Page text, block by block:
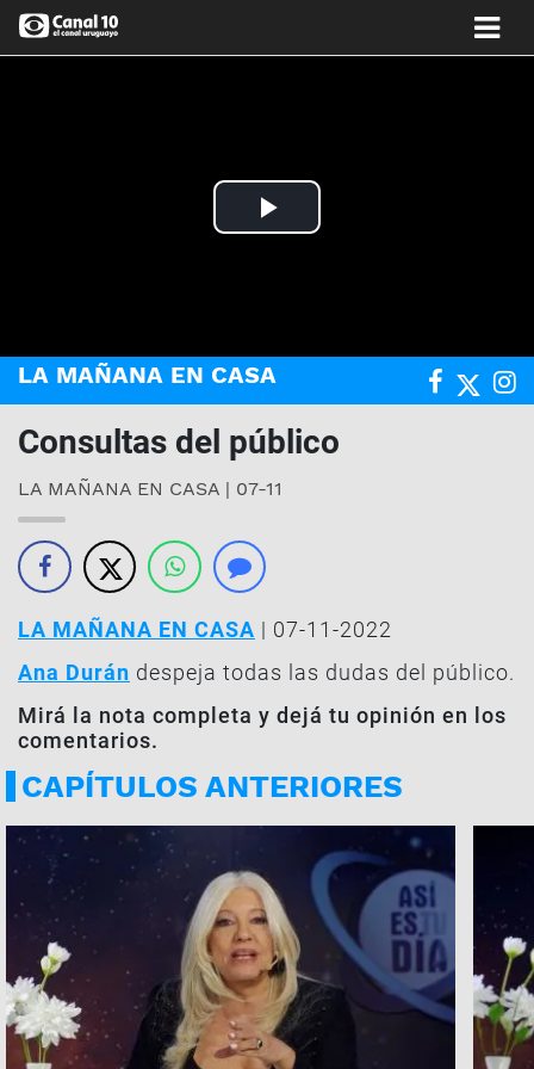
Play
LA MAÑANA EN CASA
Consultas del público
LA MAÑANA EN CASA | 07-11
LA MAÑANA EN CASA | 07-11-2022
Ana Durán despeja todas las dudas del público.
Mirá la nota completa y dejá tu opinión en los
comentarios.
CAPÍTULOS ANTERIORES